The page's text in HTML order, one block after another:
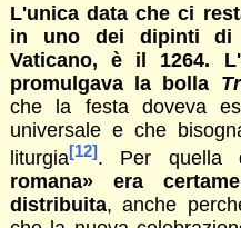
L'unica data che ci
in uno dei dipinti di
Vaticano, è il 1264.
promulgava la bolla
che la festa doveva
universale e che
liturgia[12]. Per quella
romana» era
distribuita, anche